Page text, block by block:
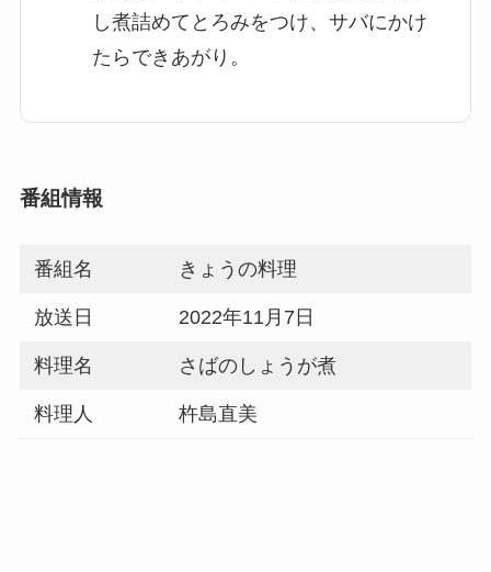
し煮詰めてとろみをつけ、サバにかけ
たらできあがり。
番組情報
番組名 きょうの料理
放送日 2022年11月7日
料理名 さばのしょうが煮
料理人 杵島直美